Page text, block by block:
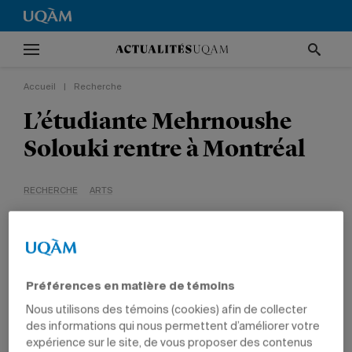
Accueil Recherche
L’étudiante Mehrnoushe
Solouki rentre à Montréal
RECHERCHE ARTS
5 février 2008 à 5 h 02
Mis à jour le 18 octobre 2010 à 14 h 10
Préférences en matière de témoins
Nous utilisons des témoins (cookies) afin de collecter
des informations qui nous permettent d’améliorer votre
expérience sur le site, de vous proposer des contenus